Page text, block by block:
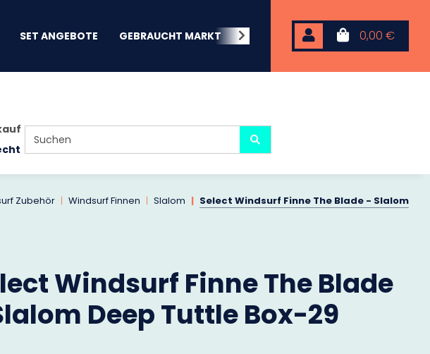
0,00 €
SET ANGEBOTE GEBRAUCHT MARKT BEACHWEAR NEOPREN
Zubehör Windsurf Finnen Slalom Select Windsurf Finne The Blade - Slalom
Windsurf Finne The Blade
Deep Tuttle Box-29